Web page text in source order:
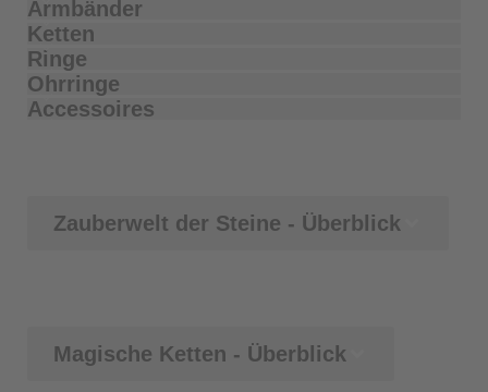
Armbänder
Ketten
Ringe
Ohrringe
Accessoires
Zauberwelt der Steine - Überblick
Magische Ketten - Überblick